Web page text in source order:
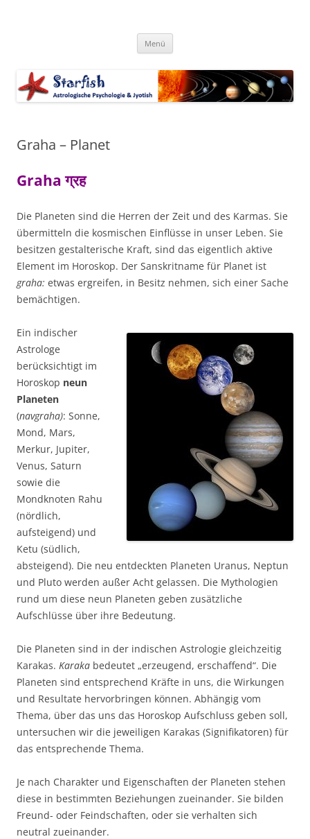
Menü
Graha – Planet
Graha ग्रह
Die Planeten sind die Herren der Zeit und des Karmas. Sie
übermitteln die kosmischen Einflüsse in unser Leben. Sie
besitzen gestalterische Kraft, sind das eigentlich aktive
Element im Horoskop. Der Sanskritname für Planet ist
graha: etwas ergreifen, in Besitz nehmen, sich einer Sache
bemächtigen.
Ein indischer
Astrologe
berücksichtigt im
Horoskop neun
Planeten
(navgraha): Sonne,
Mond, Mars,
Merkur, Jupiter,
Venus, Saturn
sowie die
Mondknoten Rahu
(nördlich,
aufsteigend) und
Ketu (südlich,
absteigend). Die neu entdeckten Planeten Uranus, Neptun
und Pluto werden außer Acht gelassen. Die Mythologien
rund um diese neun Planeten geben zusätzliche
Aufschlüsse über ihre Bedeutung.
Die Planeten sind in der indischen Astrologie gleichzeitig
Karakas. Karaka bedeutet „erzeugend, erschaffend“. Die
Planeten sind entsprechend Kräfte in uns, die Wirkungen
und Resultate hervorbringen können. Abhängig vom
Thema, über das uns das Horoskop Aufschluss geben soll,
untersuchen wir die jeweiligen Karakas (Signifikatoren) für
das entsprechende Thema.
Je nach Charakter und Eigenschaften der Planeten stehen
diese in bestimmten Beziehungen zueinander. Sie bilden
Freund- oder Feindschaften, oder sie verhalten sich
neutral zueinander.